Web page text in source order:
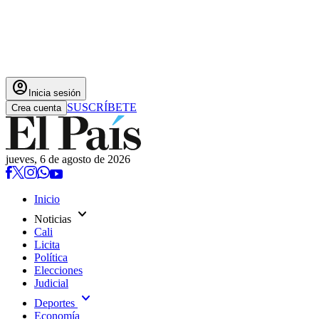
account_circle Inicia sesión
Crea cuenta SUSCRÍBETE
jueves, 6 de agosto de 2026
Inicio
Noticias expand_more
Cali
Licita
Política
Elecciones
Judicial
Deportes expand_more
Economía